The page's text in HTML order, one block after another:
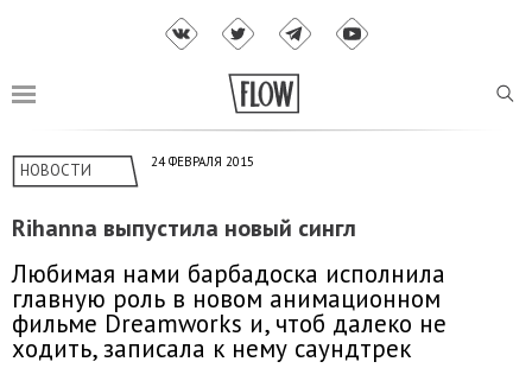
НОВОСТИ 24 ФЕВРАЛЯ 2015
Rihanna выпустила новый сингл
Любимая нами барбадоска исполнила
главную роль в новом анимационном
фильме Dreamworks и, чтоб далеко не
ходить, записала к нему саундтрек